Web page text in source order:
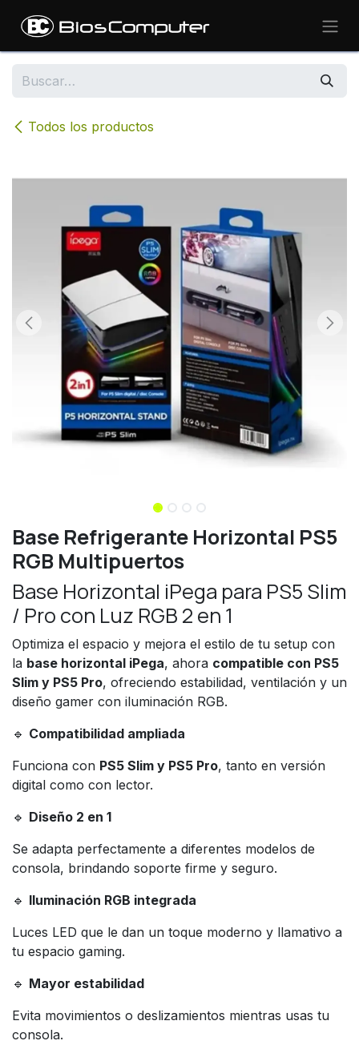
Todos los productos
Base Refrigerante Horizontal PS5
RGB Multipuertos
Base Horizontal iPega para PS5 Slim
/ Pro con Luz RGB 2 en 1
Optimiza el espacio y mejora el estilo de tu setup con
la base horizontal iPega, ahora compatible con PS5
Slim y PS5 Pro, ofreciendo estabilidad, ventilación y un
diseño gamer con iluminación RGB.
🔹 Compatibilidad ampliada
Funciona con PS5 Slim y PS5 Pro, tanto en versión
digital como con lector.
🔹 Diseño 2 en 1
Se adapta perfectamente a diferentes modelos de
consola, brindando soporte firme y seguro.
🔹 Iluminación RGB integrada
Luces LED que le dan un toque moderno y llamativo a
tu espacio gaming.
🔹 Mayor estabilidad
Evita movimientos o deslizamientos mientras usas tu
consola.